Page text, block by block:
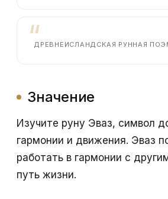
ДРЕВНЕИСЛАНДСКАЯ РУННАЯ
Значение
Изучите руну Эваз, символ
гармонии и движения. Эваз
работать в гармонии с
путь жизни.